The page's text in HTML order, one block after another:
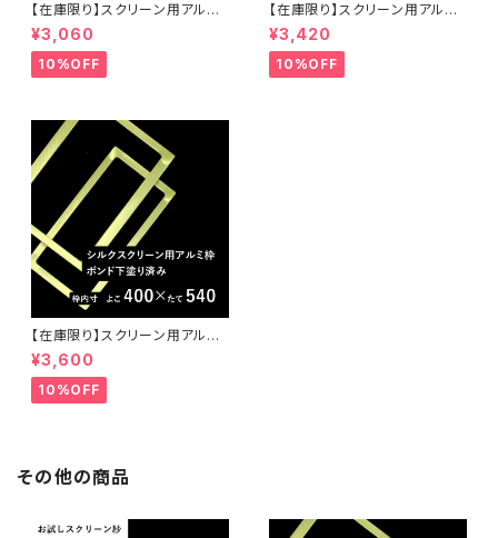
【在庫限り】スクリーン用アルミ
枠（ボンド下塗り済）21センチ×4
5センチ
¥3,060
10%OFF
【在庫限り】スクリーン用アルミ
枠（ボンド下塗り済）28センチ×
50センチ
¥3,420
10%OFF
【在庫限り】スクリーン用アルミ
枠（ボンド下塗り済）40センチ×
54センチ
¥3,600
10%OFF
その他の商品